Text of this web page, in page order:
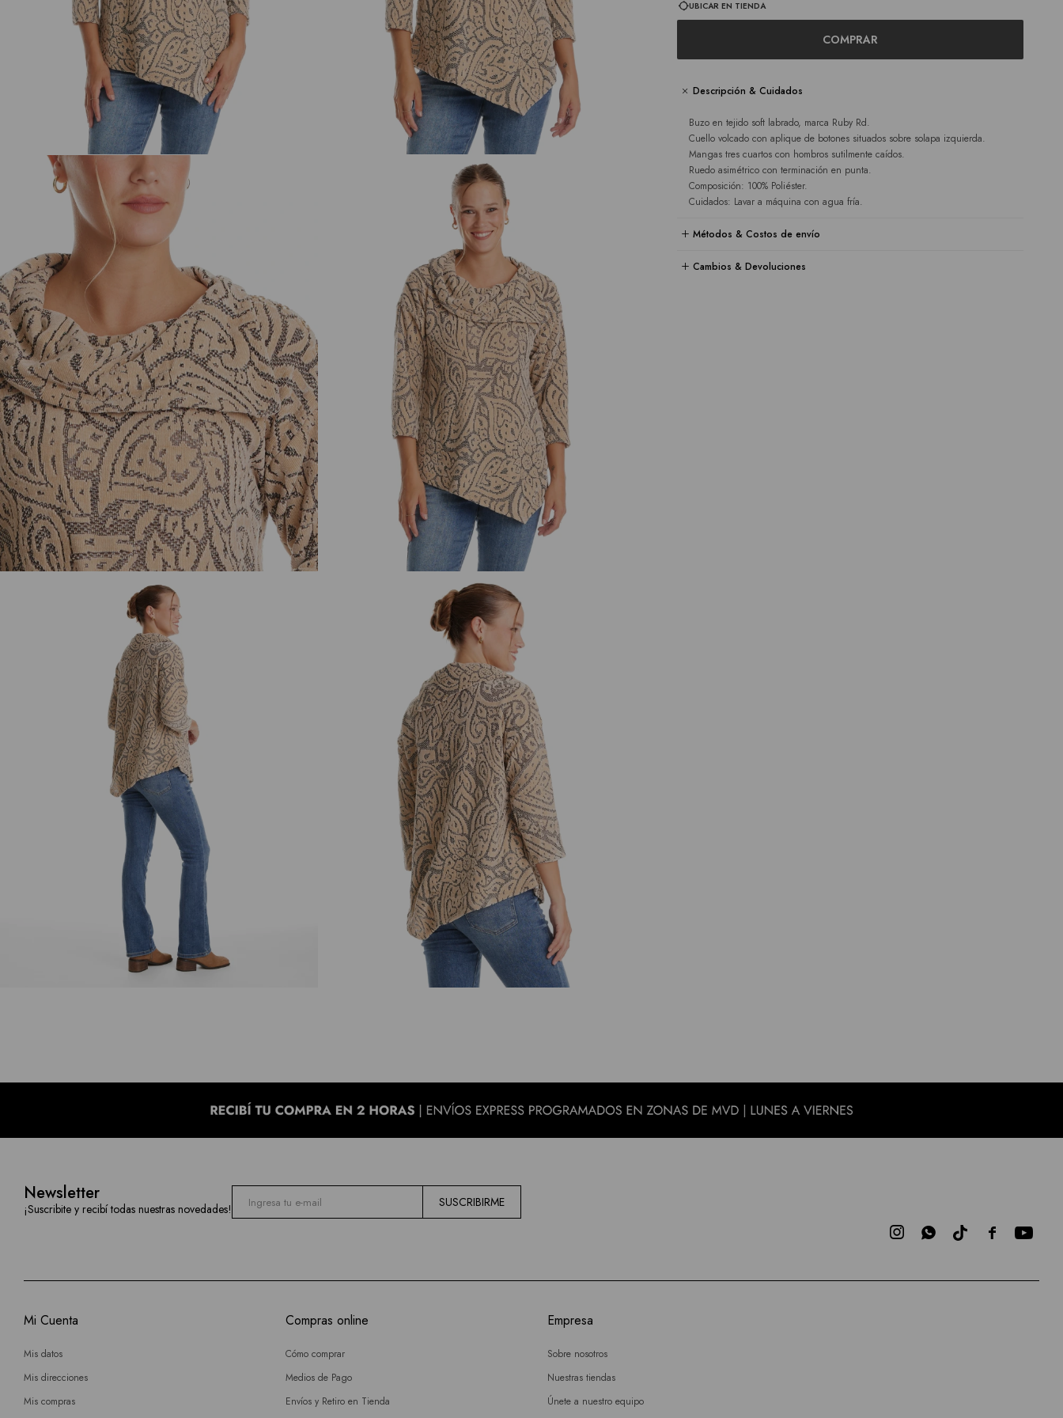
UBICAR EN TIENDA
COMPRAR
Descripción & Cuidados
Buzo en tejido soft labrado, marca Ruby Rd.
Cuello volcado con aplique de botones situados sobre solapa izquierda.
Mangas tres cuartos con hombros sutilmente caídos.
Ruedo asimétrico con terminación en punta.
Composición: 100% Poliéster.
Cuidados: Lavar a máquina con agua fría.
Métodos & Costos de envío
Cambios & Devoluciones
Newsletter
¡Suscribite y recibí todas nuestras novedades! SUSCRIBIRME

 
Mi Cuenta
Mis datos
Mis direcciones
Mis compras
Compras online
Cómo comprar
Medios de Pago
Envíos y Retiro en Tienda
Empresa
Sobre nosotros
Nuestras tiendas
Únete a nuestro equipo